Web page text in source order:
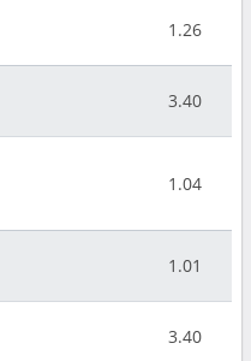
1.26
3.40
1.04
1.01
3.40